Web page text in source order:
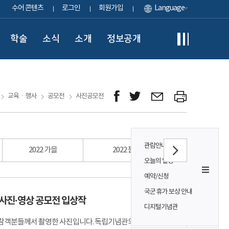
수어 콘텐츠 로그인 회원가입 Language
학술 소식 소개 정보공개
관람안내
오늘의 일정
예약/신청
국군 휴가 보상 안내
디지털기념관
교육ㆍ행사 공모전 사진공모전
2022 가을 2022 봄
진·영상 공모전 입상작
분들께서 촬영한 사진입니다. 독립기념관의